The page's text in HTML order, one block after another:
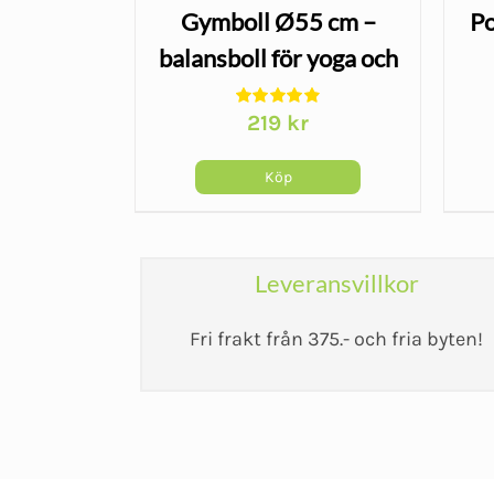
Gymboll Ø55 cm –
balansboll för yoga och
träning, orange
219 kr
Köp
Leveransvillkor
Fri frakt från 375.- och fria byten!